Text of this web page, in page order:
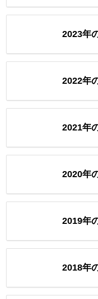
2023年
2022年
2021年
2020年
2019年
2018年